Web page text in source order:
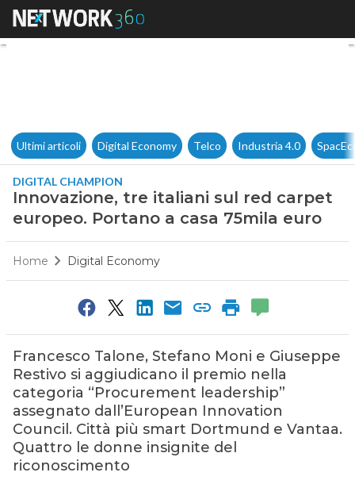
Innovazione, tre italiani sul
Ultimi articoli Digital Economy Telco Industria 4.0
DIGITAL CHAMPION
Innovazione, tre italiani sul red carpet
europeo. Portano a casa 75mila euro
Home Digital Economy
Francesco Talone, Stefano Moni e Giuseppe
Restivo si aggiudicano il premio nella
categoria “Procurement leadership”
assegnato dall’European Innovation
Council. Città più smart Dortmund e Vantaa.
Quattro le donne insignite del
riconoscimento